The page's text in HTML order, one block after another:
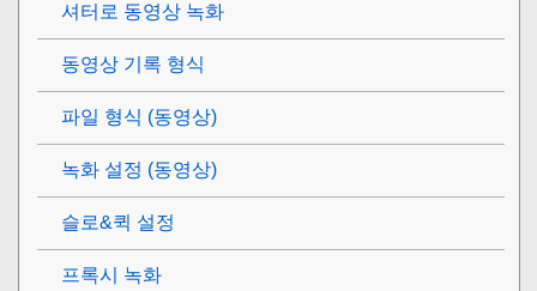
셔터로 동영상 녹화
동영상 기록 형식
파일 형식 (동영상)
녹화 설정 (동영상)
슬로&퀵 설정
프록시 녹화